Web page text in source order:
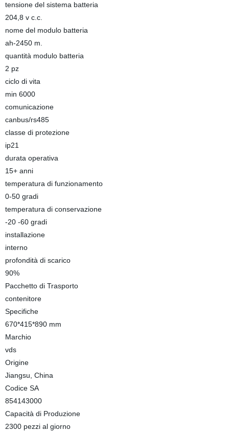
tensione del sistema batteria
204,8 v c.c.
nome del modulo batteria
ah-2450 m.
quantità modulo batteria
2 pz
ciclo di vita
min 6000
comunicazione
canbus/rs485
classe di protezione
ip21
durata operativa
15+ anni
temperatura di funzionamento
0-50 gradi
temperatura di conservazione
-20 -60 gradi
installazione
interno
profondità di scarico
90%
Pacchetto di Trasporto
contenitore
Specifiche
670*415*890 mm
Marchio
vds
Origine
Jiangsu, China
Codice SA
854143000
Capacità di Produzione
2300 pezzi al giorno